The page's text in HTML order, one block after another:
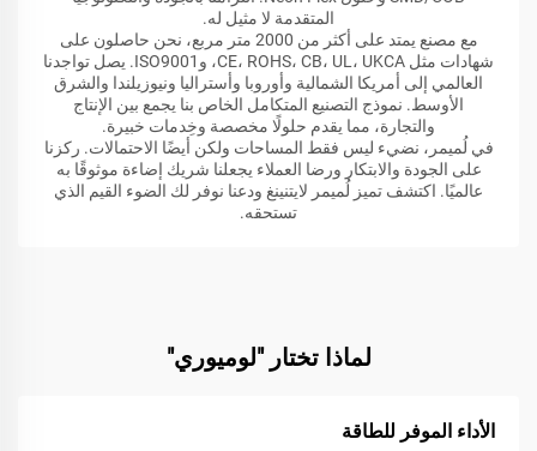
المتقدمة لا مثيل له.
مع مصنع يمتد على أكثر من 2000 متر مربع، نحن حاصلون على
شهادات مثل CE، ROHS، CB، UL، UKCA، وISO9001. يصل تواجدنا
العالمي إلى أمريكا الشمالية وأوروبا وأستراليا ونيوزيلندا والشرق
الأوسط. نموذج التصنيع المتكامل الخاص بنا يجمع بين الإنتاج
والتجارة، مما يقدم حلولًا مخصصة وخِدمات خبيرة.
في لُميمر، نضيء ليس فقط المساحات ولكن أيضًا الاحتمالات. ركزنا
على الجودة والابتكار ورضا العملاء يجعلنا شريك إضاءة موثوقًا به
عالميًا. اكتشف تميز لُميمر لايتنينغ ودعنا نوفر لك الضوء القيم الذي
تستحقه.
لماذا تختار "لوميوري"
الأداء الموفر للطاقة